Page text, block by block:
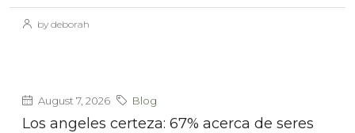
by deborah
August 7, 2026 Blog
Los angeles certeza: 67% acerca de seres